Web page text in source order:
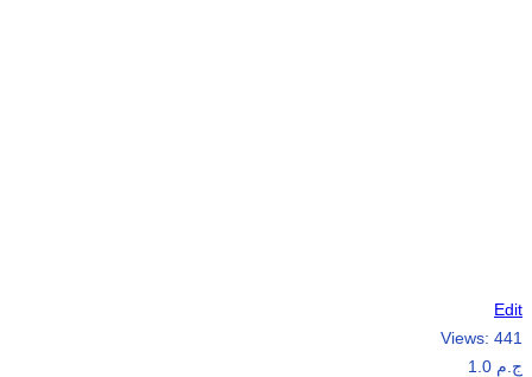
Edit
Views: 441
1.0 ج.م